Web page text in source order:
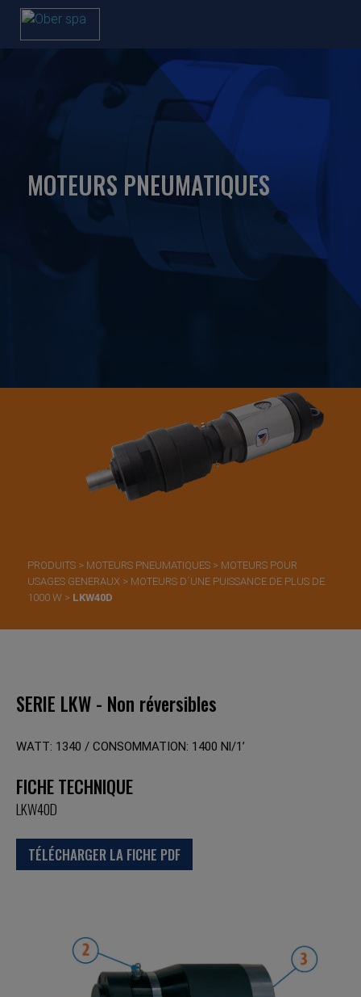
MOTEURS PNEUMATIQUES
PRODUITS > MOTEURS PNEUMATIQUES> MOTEURS POUR
USAGES GENERAUX > MOTEURS D´UNE PUISSANCE DE PLUS DE
1000 W > LKW40D
SERIE LKW - Non réversibles
WATT: 1340 / CONSOMMATION: 1400 Nl/1’
FICHE TECHNIQUE
LKW40D
TÉLÉCHARGER LA FICHE PDF